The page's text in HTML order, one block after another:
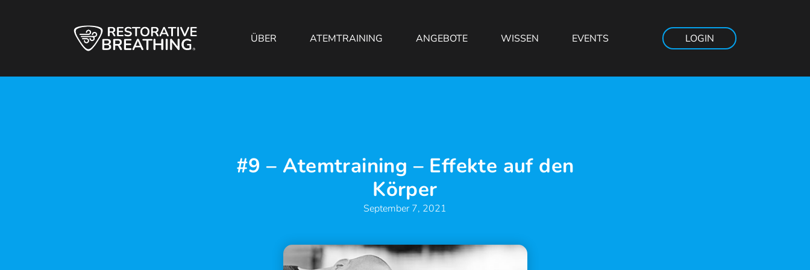
ÜBER ATEMTRAINING ANGEBOTE WISSEN EVENTS LOGIN
#9 – Atemtraining – Effekte auf den
Körper
September 7, 2021